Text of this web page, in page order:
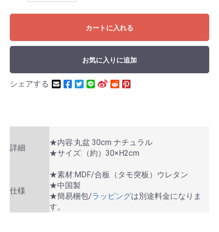
カートに入れる
お気に入りに追加
シェアする
詳細
★内容:丸盆 30cm ナチュラル
★サイズ:（約）30×H2cm
仕様
★素材:MDF/合板（タモ突板）ウレタン
★中国製
★簡易梱包/ラッピングは別途料金になりま
す。